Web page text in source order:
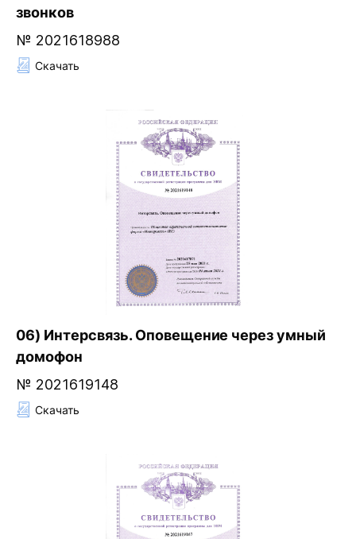
звонков
№ 2021618988
Скачать
06) Интерсвязь. Оповещение через умный
домофон
№ 2021619148
Скачать